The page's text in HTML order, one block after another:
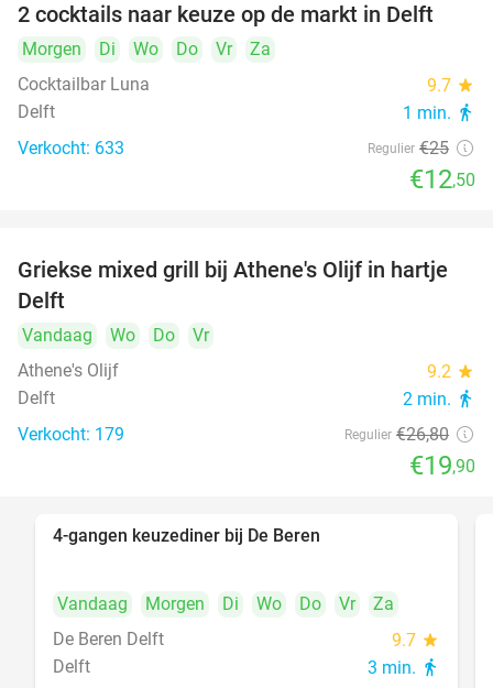
50%
2 cocktails naar keuze op de markt in Delft
Morgen Di Wo Do Vr
Za
Cocktailbar Luna
9.7 star
Delft 1 min. directions_walk
Verkocht: 633 Regulier €25
€12,50
26%
Griekse mixed grill bij Athene's Olijf in hartje
Delft
Vandaag Wo Do
Vr
Athene's Olijf
9.2 star
Delft 2 min. directions_walk
Verkocht: 179 Regulier €26,80
€19,90
4-gangen keuzediner bij De Beren
Vandaag Morgen Di Wo Do Vr
Za
De Beren Delft
9.7 star
Delft 3 min. directions_walk